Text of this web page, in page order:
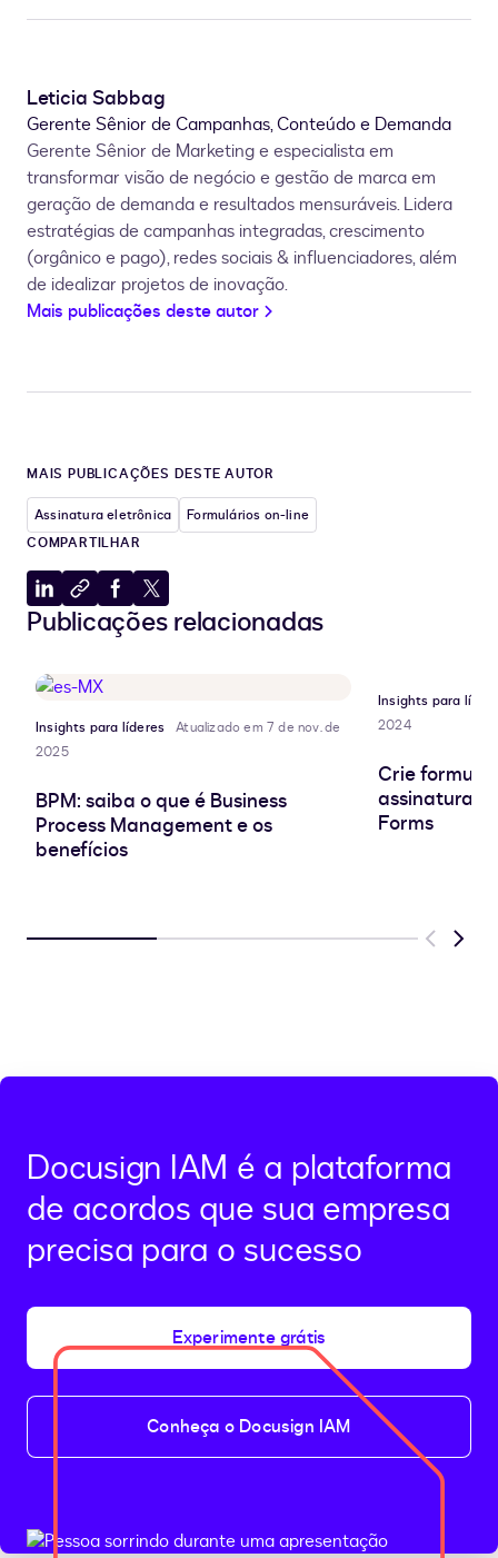
Leticia Sabbag
Gerente Sênior de Campanhas, Conteúdo e Demanda
Gerente Sênior de Marketing e especialista em
transformar visão de negócio e gestão de marca em
geração de demanda e resultados mensuráveis. Lidera
estratégias de campanhas integradas, crescimento
(orgânico e pago), redes sociais & influenciadores, além
de idealizar projetos de inovação.
Mais publicações deste autor
MAIS PUBLICAÇÕES DESTE AUTOR
Assinatura eletrônica
Formulários on-line
COMPARTILHAR
Compartilhar
no
Copiar
para
de
transferência
Compartilhar
no
Compartilhar
no
Publicações relacionadas
Insights para líderes
Atualizado em 7 de nov. de
2025
BPM: saiba o que é Business
Process Management e os
benefícios
Insights para
2024
Crie
assinatura
Forms
Previous
Next
Docusign IAM é a plataforma
de acordos que sua empresa
precisa para o sucesso
Experimente grátis
Conheça o Docusign IAM